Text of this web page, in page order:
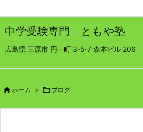
中学受験専門 ともや塾
広島県 三原市 円一町 3-5-7 森本ビル
 ホーム > ブログ